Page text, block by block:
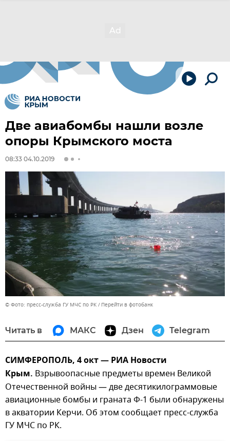
Две авиабомбы нашли возле
опоры Крымского моста
08:33 04.10.2019
© Фото: пресс-служба ГУ МЧС по РК Перейти в фотобанк
Читать в МАКС Дзен Telegram
СИМФЕРОПОЛЬ, 4 окт — РИА Новости
Крым. Взрывоопасные предметы времен Великой
Отечественной войны — две десятикилограммовые
авиационные бомбы и граната Ф-1 были обнаружены
в акватории Керчи. Об этом сообщает пресс-служба
ГУ МЧС по РК.